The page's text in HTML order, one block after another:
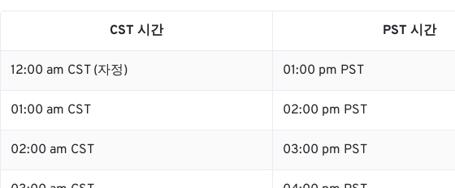
CST 시간 PST 시간
12:00 am CST (자정) 01:00 pm PST
01:00 am CST 02:00 pm PST
02:00 am CST 03:00 pm PST